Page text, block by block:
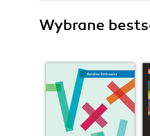
Wybrane